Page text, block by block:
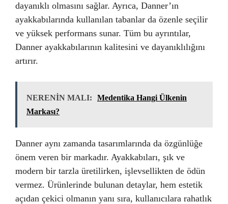
dayanıklı olmasını sağlar. Ayrıca, Danner’ın
ayakkabılarında kullanılan tabanlar da özenle seçilir
ve yüksek performans sunar. Tüm bu ayrıntılar,
Danner ayakkabılarının kalitesini ve dayanıklılığını
artırır.
NERENİN MALI:
Medentika Hangi Ülkenin
Markası?
Danner aynı zamanda tasarımlarında da özgünlüğe
önem veren bir markadır. Ayakkabıları, şık ve
modern bir tarzla üretilirken, işlevsellikten de ödün
vermez. Ürünlerinde bulunan detaylar, hem estetik
açıdan çekici olmanın yanı sıra, kullanıcılara rahatlık